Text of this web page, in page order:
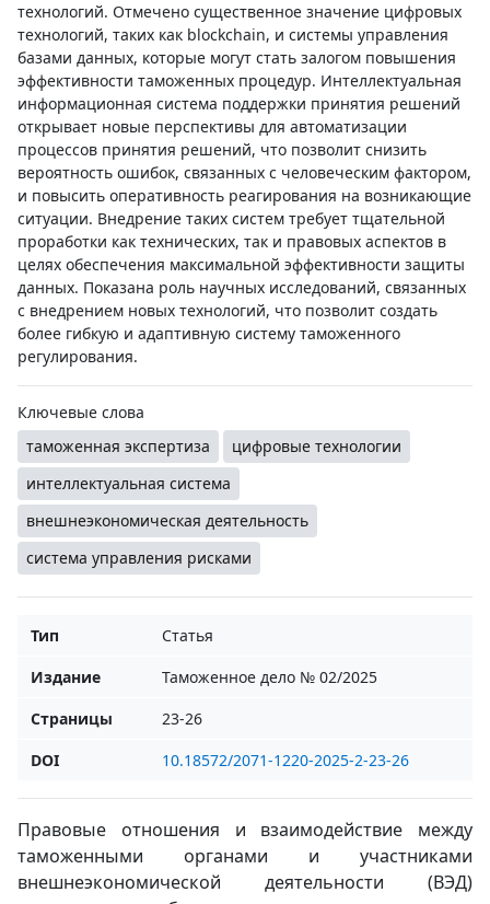
технологий. Отмечено существенное значение цифровых
технологий, таких как blockchain, и системы управления
базами данных, которые могут стать залогом повышения
эффективности таможенных процедур. Интеллектуальная
информационная система поддержки принятия решений
открывает новые перспективы для автоматизации
процессов принятия решений, что позволит снизить
вероятность ошибок, связанных с человеческим фактором,
и повысить оперативность реагирования на возникающие
ситуации. Внедрение таких систем требует тщательной
проработки как технических, так и правовых аспектов в
целях обеспечения максимальной эффективности защиты
данных. Показана роль научных исследований, связанных
с внедрением новых технологий, что позволит создать
более гибкую и адаптивную систему таможенного
регулирования.
Ключевые слова
таможенная экспертиза
цифровые технологии
интеллектуальная система
внешнеэкономическая деятельность
система управления рисками
Тип
Статья
Издание
Таможенное дело № 02/2025
Страницы
23-26
DOI
10.18572/2071-1220-2025-2-23-26
Правовые отношения и взаимодействие между
таможенными органами и участниками
внешнеэкономической деятельности (ВЭД)